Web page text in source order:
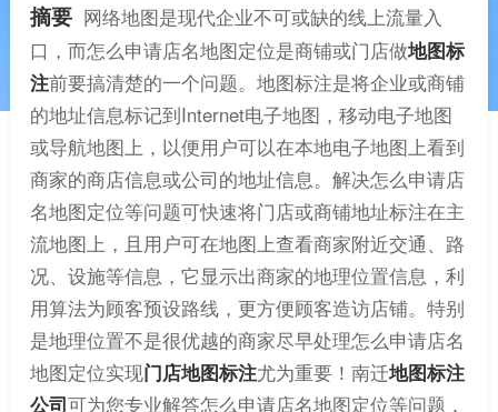
摘要 网络地图是现代企业不可或缺的线上流量入
口，而怎么申请店名地图定位是商铺或门店做地图标
注前要搞清楚的一个问题。地图标注是将企业或商铺
的地址信息标记到Internet电子地图，移动电子地图
或导航地图上，以便用户可以在本地电子地图上看到
商家的商店信息或公司的地址信息。解决怎么申请店
名地图定位等问题可快速将门店或商铺地址标注在主
流地图上，且用户可在地图上查看商家附近交通、路
况、设施等信息，它显示出商家的地理位置信息，利
用算法为顾客预设路线，更方便顾客造访店铺。特别
是地理位置不是很优越的商家尽早处理怎么申请店名
地图定位实现门店地图标注尤为重要！南迁地图标注
公司可为您专业解答怎么申请店名地图定位等问题，